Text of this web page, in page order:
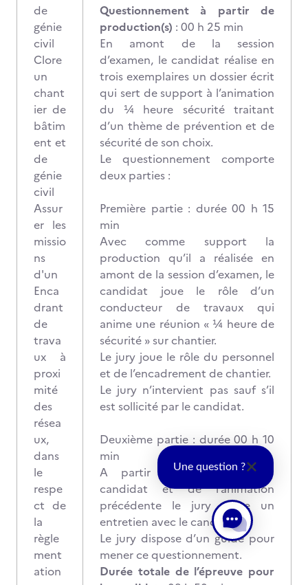
de
génie
civil
Clore
un
chant
ier de
bâtim
ent et
de
génie
civil
Assur
er les
missio
ns
d'un
Enca
drant
de
trava
ux à
proxi
mité
des
résea
ux,
dans
le
respe
ct de
la
règle
ment
ation
Questionnement à partir de
production(s) : 00 h 25 min
En amont de la session
d’examen, le candidat réalise en
trois exemplaires un dossier écrit
qui sert de support à l’animation
du ¼ heure sécurité traitant
d’un thème de prévention et de
sécurité de son choix.
Le questionnement comporte
deux parties :
Première partie : durée 00 h 15
min
Avec comme support la
production qu’il a réalisée en
amont de la session d’examen, le
candidat joue le rôle d’un
conducteur de travaux qui
anime une réunion « ¼ heure de
sécurité » sur chantier.
Le jury joue le rôle du personnel
et de l’encadrement de chantier.
Le jury n’intervient pas sauf s’il
est sollicité par le candidat.
Deuxième partie : durée 00 h 10
min
A partir la production du
candidat et de l’animation
précédente le jury mène un
entretien avec le candidat.
Le jury dispose d’un guide pour
mener ce questionnement.
Durée totale de l’épreuve pour
Une question ?